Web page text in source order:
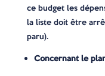
ce budget les
la liste doit être
paru).
Concernant le